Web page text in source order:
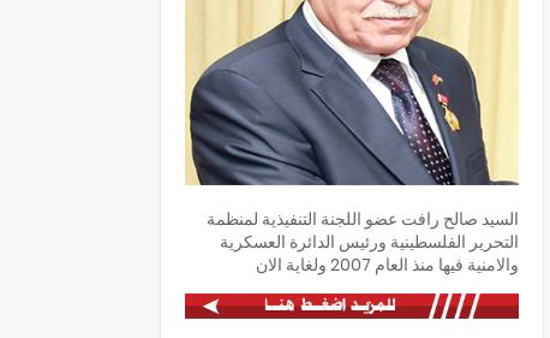
السيد صالح رافت عضو اللجنة التنفيذية لمنظمة
التحرير الفلسطينية ورئيس الدائرة العسكرية
والامنية فيها منذ العام 2007 ولغاية الان